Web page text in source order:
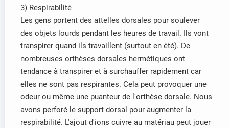
3) Respirabilité
Les gens portent des attelles dorsales pour soulever
des objets lourds pendant les heures de travail. Ils vont
transpirer quand ils travaillent (surtout en été). De
nombreuses orthèses dorsales hermétiques ont
tendance à transpirer et à surchauffer rapidement car
elles ne sont pas respirantes. Cela peut provoquer une
odeur ou même une puanteur de l'orthèse dorsale. Nous
avons perforé le support dorsal pour augmenter la
respirabilité. L'ajout d'ions cuivre au matériau peut jouer